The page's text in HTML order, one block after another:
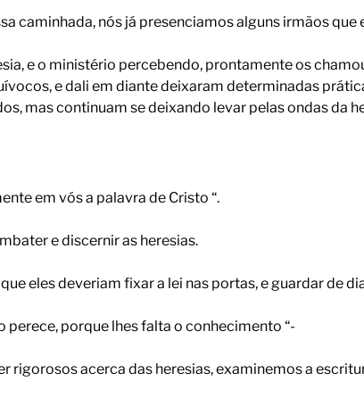
caminhada, nós já presenciamos alguns irmãos
e o ministério percebendo, prontamente os
e dali em diante deixaram determinadas
mas continuam se deixando levar pelas ondas da
em vós a palavra de Cristo “.
e discernir as heresias.
eles deveriam fixar a lei nas portas, e guardar de
perece, porque lhes falta o conhecimento “-
rigorosos acerca das heresias, examinemos a